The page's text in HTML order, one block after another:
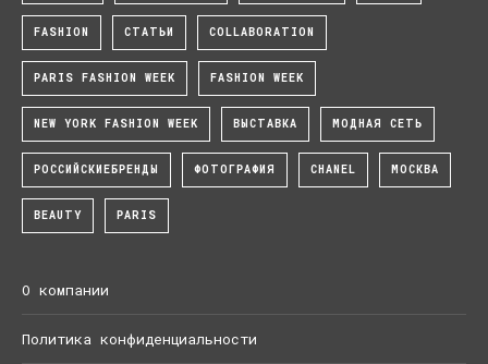
FASHION СТАТЬИ COLLABORATION
PARIS FASHION WEEK FASHION WEEK
NEW YORK FASHION WEEK ВЫСТАВКА МОДНАЯ СЕТЬ
РОССИЙСКИЕБРЕНДЫ ФОТОГРАФИЯ CHANEL МОСКВА
BEAUTY PARIS
О компании
Политика конфиденциальности